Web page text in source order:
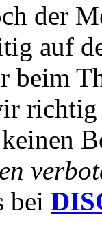
der
auf
beim
bei